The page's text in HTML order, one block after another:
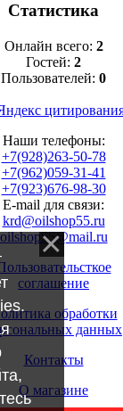
Статистика
Онлайн всего: 2
Гостей: 2
Пользователей: 0
Наши телефоны:
+7(928)263-50-78
+7(962)059-31-41
+7(923)676-98-30
E-mail для связи:
krd@oilshop55.ru
oilshop55@mail.ru
соглашение
обработки
данных
Контакты
О магазине